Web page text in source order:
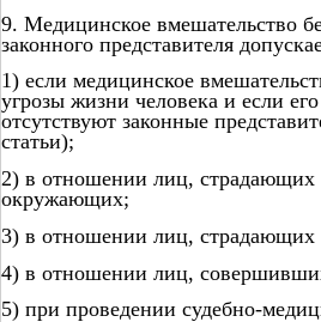
9. Медицинское вмешательство
законного представителя
1) если медицинское
угрозы жизни человека и если
отсутствуют законные
статьи);
2) в отношении лиц, страдающих
окружающих;
3) в отношении лиц, страдающих
4) в отношении лиц,
5) при проведении судебно-